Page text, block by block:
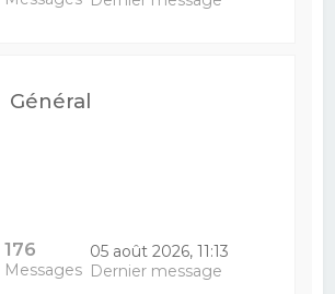
Général
176
Messages
05 août 2026, 11:13
Dernier message